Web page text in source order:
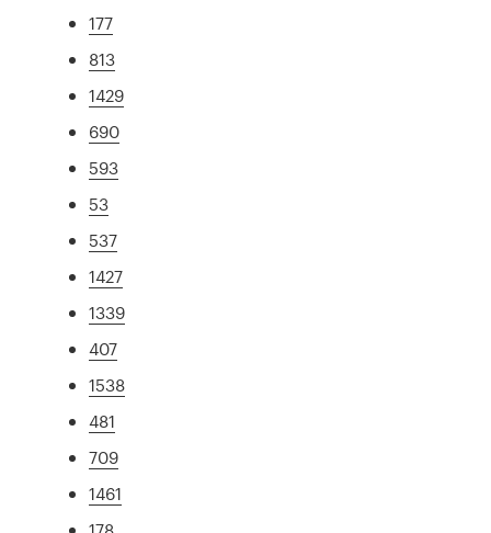
177
813
1429
690
593
53
537
1427
1339
407
1538
481
709
1461